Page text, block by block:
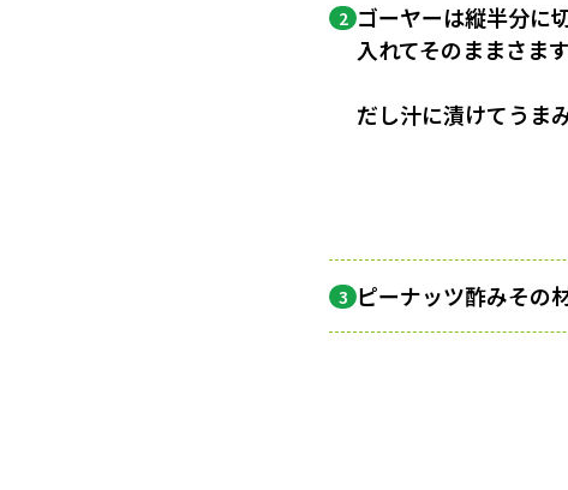
2 ゴーヤーは縦半分に
入れてそのままさます
だし汁に漬けてうま
3 ピーナッツ酢みその